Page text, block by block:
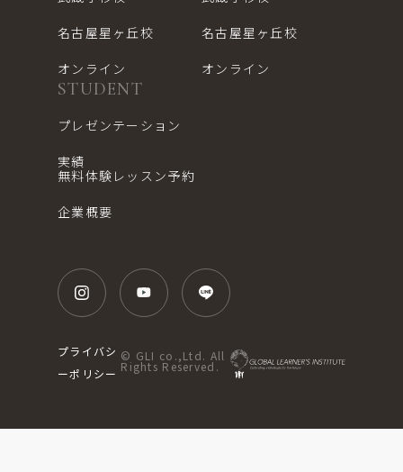
名古屋星ヶ丘校
オンライン
名古屋星ヶ丘校
オンライン
STUDENT
プレゼンテーション
実績
無料体験レッスン予約
企業概要
プライバシ
ーポリシー
© GLI co.,Ltd. All
Rights Reserved.